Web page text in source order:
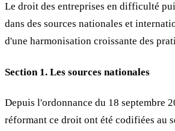
Le droit des entreprises en difficulté
dans des sources nationales et
d'une harmonisation croissante des
Section 1. Les sources nationales
Depuis l'ordonnance du 18 septembre
réformant ce droit ont été codifiées au